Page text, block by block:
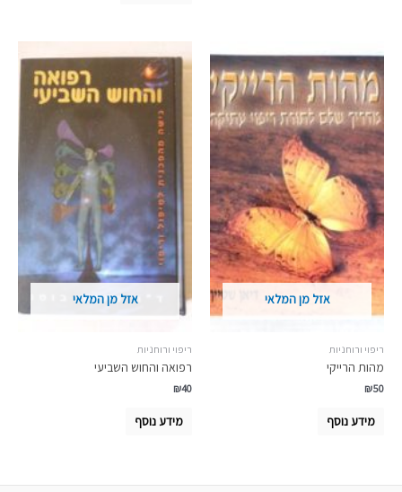
אזל מן המלאי
ריפוי ורוחניות
מהות הרייקי
₪50
מידע נוסף
אזל מן המלאי
ריפוי ורוחניות
רפואה והחוש השביעי
₪40
מידע נוסף